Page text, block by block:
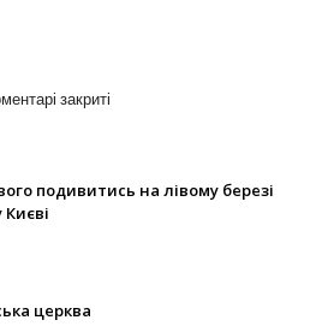
закриті
подивитись на лівому березі
церква